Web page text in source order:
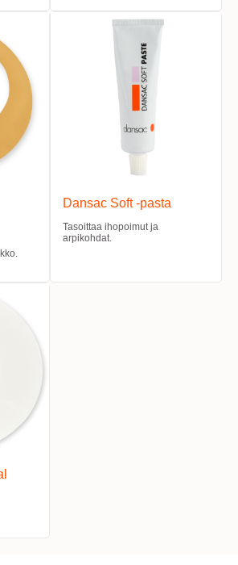
Dansac Soft -pasta
Tasoittaa ihopoimut ja
arpikohdat.